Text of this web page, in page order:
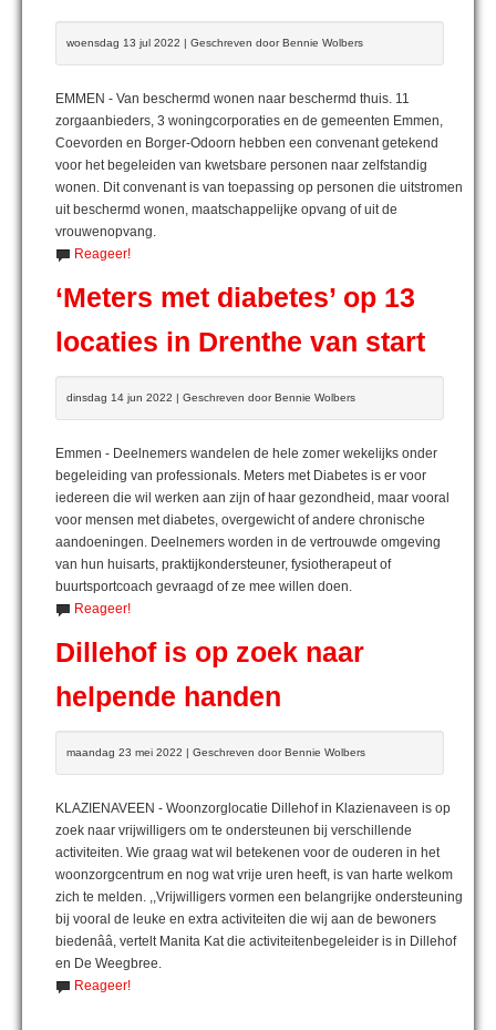
woensdag 13 jul 2022 | Geschreven door Bennie Wolbers
EMMEN - Van beschermd wonen naar beschermd thuis. 11
zorgaanbieders, 3 woningcorporaties en de gemeenten Emmen,
Coevorden en Borger-Odoorn hebben een convenant getekend
voor het begeleiden van kwetsbare personen naar zelfstandig
wonen. Dit convenant is van toepassing op personen die uitstromen
uit beschermd wonen, maatschappelijke opvang of uit de
vrouwenopvang.
Reageer!
‘Meters met diabetes’ op 13
locaties in Drenthe van start
dinsdag 14 jun 2022 | Geschreven door Bennie Wolbers
Emmen - Deelnemers wandelen de hele zomer wekelijks onder
begeleiding van professionals. Meters met Diabetes is er voor
iedereen die wil werken aan zijn of haar gezondheid, maar vooral
voor mensen met diabetes, overgewicht of andere chronische
aandoeningen. Deelnemers worden in de vertrouwde omgeving
van hun huisarts, praktijkondersteuner, fysiotherapeut of
buurtsportcoach gevraagd of ze mee willen doen.
Reageer!
Dillehof is op zoek naar
helpende handen
maandag 23 mei 2022 | Geschreven door Bennie Wolbers
KLAZIENAVEEN - Woonzorglocatie Dillehof in Klazienaveen is op
zoek naar vrijwilligers om te ondersteunen bij verschillende
activiteiten. Wie graag wat wil betekenen voor de ouderen in het
woonzorgcentrum en nog wat vrije uren heeft, is van harte welkom
zich te melden. ,,Vrijwilligers vormen een belangrijke ondersteuning
bij vooral de leuke en extra activiteiten die wij aan de bewoners
biedenââ, vertelt Manita Kat die activiteitenbegeleider is in Dillehof
en De Weegbree.
Reageer!